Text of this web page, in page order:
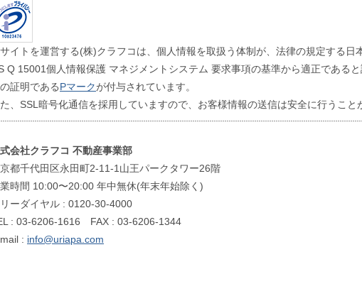
イトを運営する(株)クラフコは、個人情報を取扱う体制が、法律の規定する日
Q 15001個人情報保護 マネジメントシステム 要求事項の基準から適正であると
証明であるPマークが付与されています。
た、SSL暗号化通信を採用していますので、お客様情報の送信は安全に行うこと
会社クラフコ 不動産事業部
都千代田区永田町2-11-1山王パークタワー26階
時間 10:00〜20:00 年中無休(年末年始除く)
ーダイヤル : 0120-30-4000
: 03-6206-1616 FAX : 03-6206-1344
: info@uriapa.com